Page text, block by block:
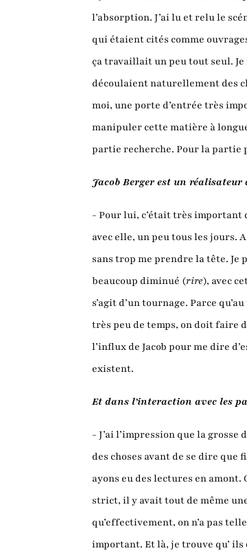
l’absorption. J’ai lu et relu le
qui étaient cités comme
ça travaillait un peu tout seul. Je
découlaient naturellement des
moi, une porte d’entrée très
manipuler cette matière à
partie recherche. Pour la partie
Jacob Berger est un réalisateur
- Pour lui, c’était très important
avec elle, un peu tous les jours.
sans trop me prendre la tête. Je
beaucoup diminué (rire), avec
s’agit d’un tournage. Parce
très peu de temps, on doit faire
l’influx de Jacob pour me dire
existent.
Et dans l’interaction avec les
- J’ai l’impression que la
des choses avant de se dire que
ayons eu des lectures en amont.
strict, il y avait tout de même
qu’effectivement, on n’a pas
important. Et là, je trouve qu’ ils